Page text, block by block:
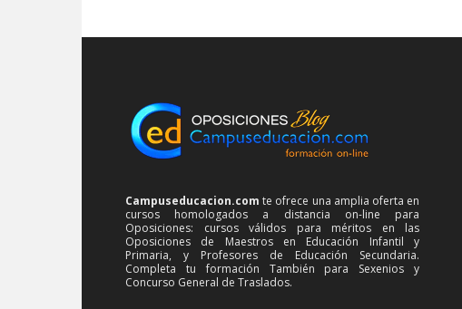
Campuseducacion.com te ofrece una amplia oferta en
cursos homologados a distancia on-line para
Oposiciones: cursos válidos para méritos en las
Oposiciones de Maestros en Educación Infantil y
Primaria, y Profesores de Educación Secundaria.
Completa tu formación También para Sexenios y
Concurso General de Traslados.